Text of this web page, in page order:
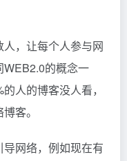
，让每个人参与网
的概念一
人的博客没人看，
客。
网络，例如现在有